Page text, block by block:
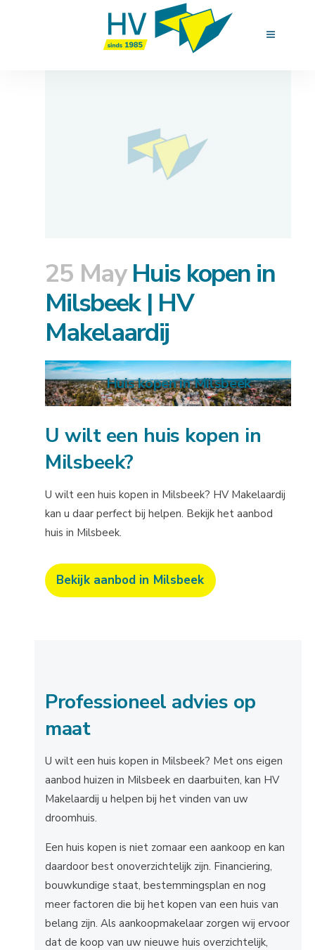
25 MayHuis kopen in
Milsbeek | HV
Makelaardij
Huis kopen in Milsbeek
U wilt een huis kopen in
Milsbeek?
U wilt een huis kopen in Milsbeek? HV Makelaardij
kan u daar perfect bij helpen. Bekijk het aanbod
huis in Milsbeek.
Bekijk aanbod in Milsbeek
Professioneel advies op
maat
U wilt een huis kopen in Milsbeek? Met ons eigen
aanbod huizen in Milsbeek en daarbuiten, kan HV
Makelaardij u helpen bij het vinden van uw
droomhuis.
Een huis kopen is niet zomaar een aankoop en kan
daardoor best onoverzichtelijk zijn. Financiering,
bouwkundige staat, bestemmingsplan en nog
meer factoren die bij het kopen van een huis van
belang zijn. Als aankoopmakelaar zorgen wij ervoor
dat de koop van uw nieuwe huis overzichtelijk,